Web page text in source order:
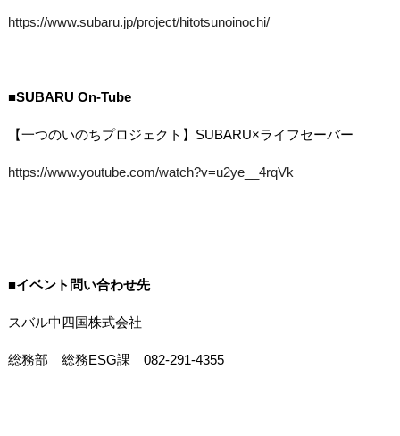
https://www.subaru.jp/project/hitotsunoinochi/
■SUBARU On-Tube
【一つのいのちプロジェクト】 SUBARU×ライフセーバー
https://www.youtube.com/watch?v=u2ye__4rqVk
■イベント問い合わせ先
スバル中四国株式会社
総務部 総務ESG課 082-291-4355